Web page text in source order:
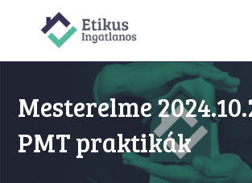
Mesterelme
PMT praktikák